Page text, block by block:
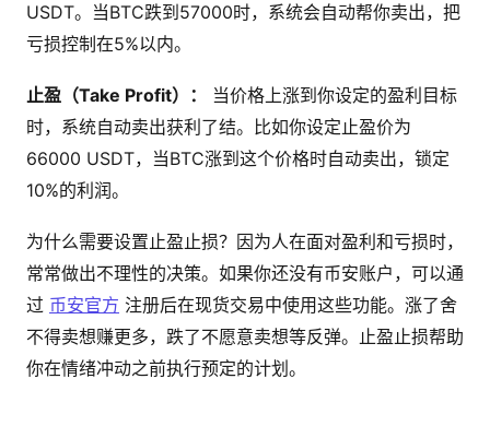
USDT。当BTC跌到57000时，系统会自动帮你卖出，把
亏损控制在5%以内。
止盈（Take Profit）：
当价格上涨到你设定的盈利目标
时，系统自动卖出获利了结。比如你设定止盈价为
66000 USDT，当BTC涨到这个价格时自动卖出，锁定
10%的利润。
为什么需要设置止盈止损？因为人在面对盈利和亏损时，
常常做出不理性的决策。如果你还没有币安账户，可以通
过 币安官方 注册后在现货交易中使用这些功能。涨了舍
不得卖想赚更多，跌了不愿意卖想等反弹。止盈止损帮助
你在情绪冲动之前执行预定的计划。